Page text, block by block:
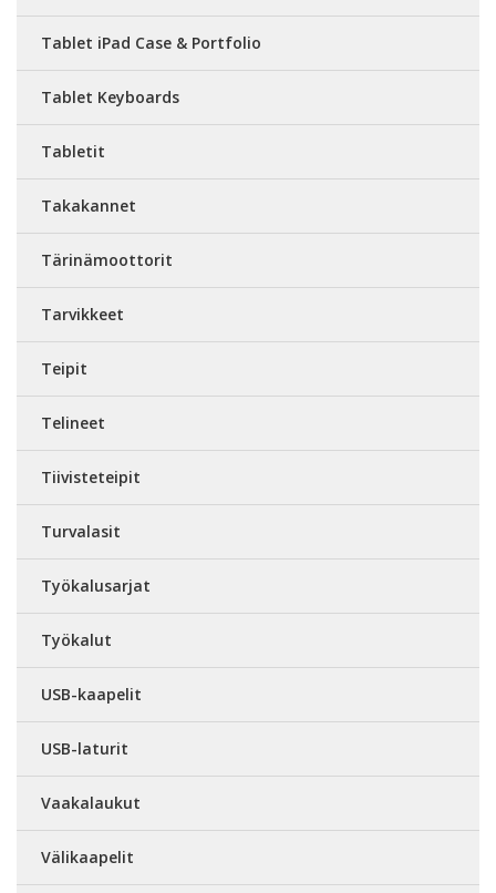
Tablet iPad Case & Portfolio
Tablet Keyboards
Tabletit
Takakannet
Tärinämoottorit
Tarvikkeet
Teipit
Telineet
Tiivisteteipit
Turvalasit
Työkalusarjat
Työkalut
USB-kaapelit
USB-laturit
Vaakalaukut
Välikaapelit